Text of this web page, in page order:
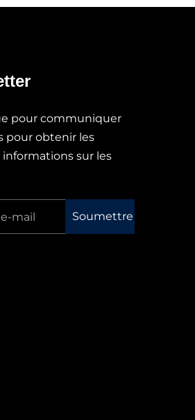
pour communiquer
pour obtenir les
sur les
Soumettre